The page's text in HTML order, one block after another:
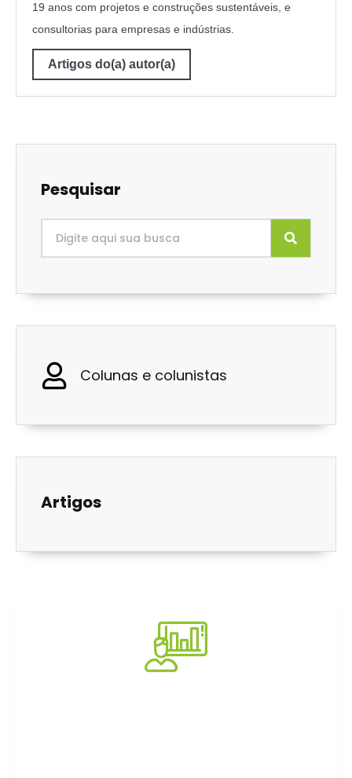
19 anos com projetos e construções sustentáveis, e
consultorias para empresas e indústrias.
Artigos do(a) autor(a)
Pesquisar
Colunas e colunistas
Artigos